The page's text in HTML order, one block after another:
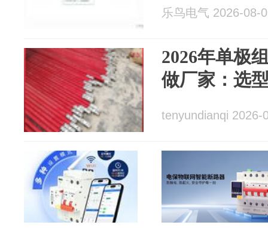
乐鸟电气 2026-08-
2026年单极
做厂家：选
tenyundianqi 2026-